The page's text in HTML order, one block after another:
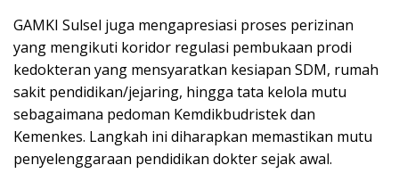
GAMKI Sulsel juga mengapresiasi proses perizinan
yang mengikuti koridor regulasi pembukaan prodi
kedokteran yang mensyaratkan kesiapan SDM, rumah
sakit pendidikan/jejaring, hingga tata kelola mutu
sebagaimana pedoman Kemdikbudristek dan
Kemenkes. Langkah ini diharapkan memastikan mutu
penyelenggaraan pendidikan dokter sejak awal.